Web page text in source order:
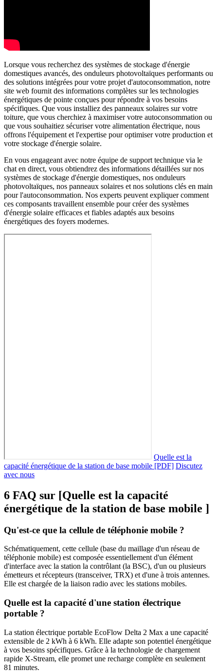
Lorsque vous recherchez des systèmes de stockage d'énergie
domestiques avancés, des onduleurs photovoltaïques performants ou
des solutions intégrées pour votre projet d'autoconsommation, notre
site web fournit des informations complètes sur les technologies
énergétiques de pointe conçues pour répondre à vos besoins
spécifiques. Que vous installiez des panneaux solaires sur votre
toiture, que vous cherchiez à maximiser votre autoconsommation ou
que vous souhaitiez sécuriser votre alimentation électrique, nous
offrons l'équipement et l'expertise pour optimiser votre production et
votre stockage d'énergie solaire.
En vous engageant avec notre équipe de support technique via le
chat en direct, vous obtiendrez des informations détaillées sur nos
systèmes de stockage d'énergie domestiques, nos onduleurs
photovoltaïques, nos panneaux solaires et nos solutions clés en main
pour l'autoconsommation. Nos experts peuvent expliquer comment
ces composants travaillent ensemble pour créer des systèmes
d'énergie solaire efficaces et fiables adaptés aux besoins
énergétiques des foyers modernes.
Quelle est la
capacité énergétique de la station de base mobile [PDF] Discutez
avec nous
6 FAQ sur [Quelle est la capacité
énergétique de la station de base mobile ]
Qu'est-ce que la cellule de téléphonie mobile ?
Schématiquement, cette cellule (base du maillage d'un réseau de
téléphonie mobile) est composée essentiellement d'un élément
d'interface avec la station la contrôlant (la BSC), d'un ou plusieurs
émetteurs et récepteurs (transceiver, TRX) et d'une à trois antennes.
Elle est chargée de la liaison radio avec les stations mobiles.
Quelle est la capacité d'une station électrique
portable ?
La station électrique portable EcoFlow Delta 2 Max a une capacité
extensible de 2 kWh à 6 kWh. Elle adapte son potentiel énergétique
à vos besoins spécifiques. Grâce à la technologie de chargement
rapide X-Stream, elle promet une recharge complète en seulement
81 minutes.